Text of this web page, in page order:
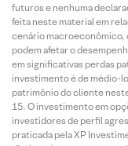
futuros e nenhuma
feita neste material em
cenário macroeconômico,
podem afetar o
em significativas perdas
investimento é de médio-
patrimônio do cliente
O investimento em
investidores de perfil
praticada pela XP